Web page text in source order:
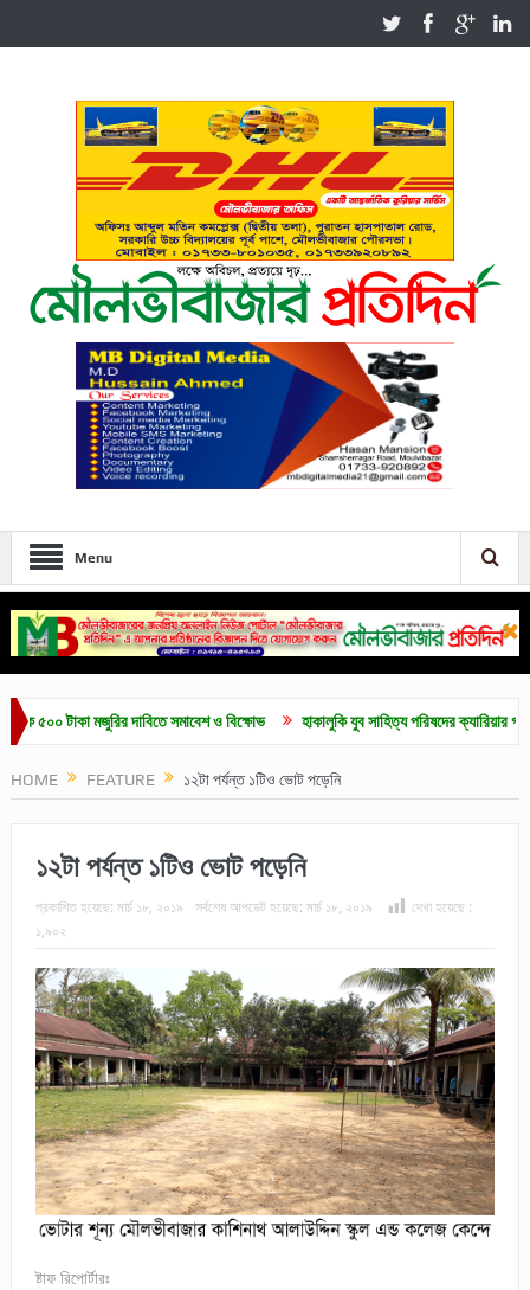
Menu
টাকা মজুরির দাবিতে সমাবেশ ও বিক্ষোভ হাকালুকি যুব সাহিত্য পরিষদের ক্যারিয়ার
HOME FEATURE ১২টা পর্যন্ত ১টিও ভোট পড়েনি
১২টা পর্যন্ত ১টিও ভোট পড়েনি
প্রকাশিত হয়েছে: মার্চ ১৮, ২০১৯ সর্বশেষ আপডেট হয়েছে: মার্চ ১৮, ২০১৯
দেখা হয়েছে :
১,৯০২
ষ্টাফ রিপোর্টারঃ